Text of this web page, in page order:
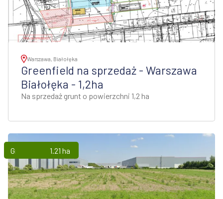
Warszawa, Białołęka
Greenfield na sprzedaż - Warszawa
Białołęka - 1,2ha
Na sprzedaż grunt o powierzchni 1,2 ha
Grunty 1.21 ha